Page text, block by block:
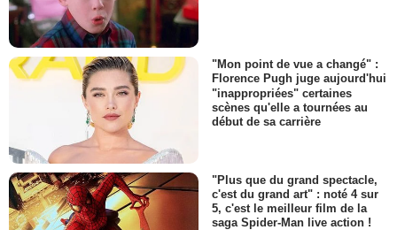
"Mon point de vue a changé" :
Florence Pugh juge aujourd'hui
"inappropriées" certaines
scènes qu'elle a tournées au
début de sa carrière
"Plus que du grand spectacle,
c'est du grand art" : noté 4 sur
5, c'est le meilleur film de la
saga Spider-Man live action !